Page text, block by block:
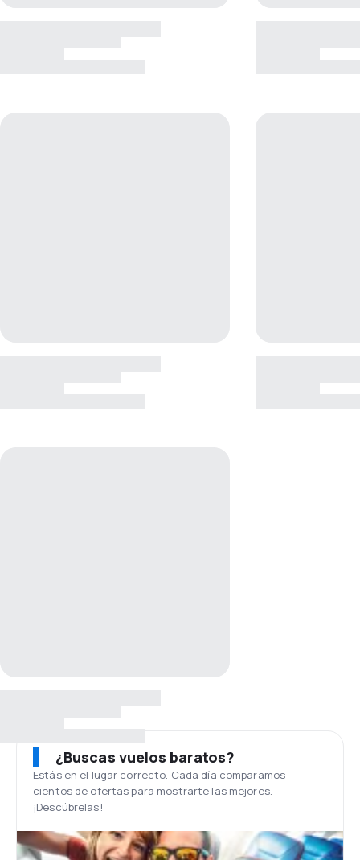
¿Buscas vuelos baratos?
Estás en el lugar correcto. Cada día comparamos
cientos de ofertas para mostrarte las mejores.
¡Descúbrelas!